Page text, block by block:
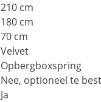
210 cm
180 cm
70 cm
Velvet
Opbergboxspring
Nee, optioneel te
Ja